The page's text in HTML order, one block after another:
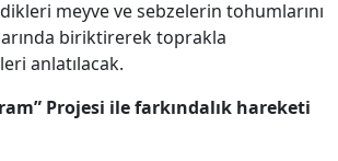
meyve ve sebzelerin tohumlarını
biriktirerek toprakla
anlatılacak.
Projesi ile farkındalık hareketi